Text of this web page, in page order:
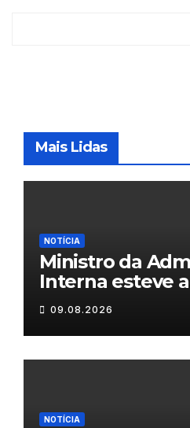
Mais Lidas
NOTÍCIA
Ministro da
Interna esteve
tarde em
09.08.2026
NOTÍCIA